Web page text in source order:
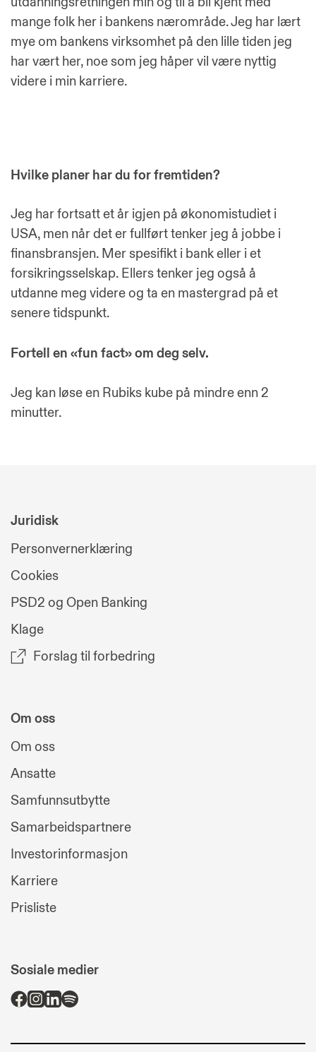
mange folk her i bankens nærområde. Jeg har lært
mye om bankens virksomhet på den lille tiden jeg
har vært her, noe som jeg håper vil være nyttig
videre i min karriere.
Hvilke planer har du for fremtiden?
Jeg har fortsatt et år igjen på økonomistudiet i
USA, men når det er fullført tenker jeg å jobbe i
finansbransjen. Mer spesifikt i bank eller i et
forsikringsselskap. Ellers tenker jeg også å
utdanne meg videre og ta en mastergrad på et
senere tidspunkt.
Fortell en «fun fact» om deg selv.
Jeg kan løse en Rubiks kube på mindre enn 2
minutter.
Juridisk
Personvernerklæring
Cookies
PSD2 og Open Banking
Klage
Forslag til forbedring
Om oss
Om oss
Ansatte
Samfunnsutbytte
Samarbeidspartnere
Investorinformasjon
Karriere
Prisliste
Sosiale medier